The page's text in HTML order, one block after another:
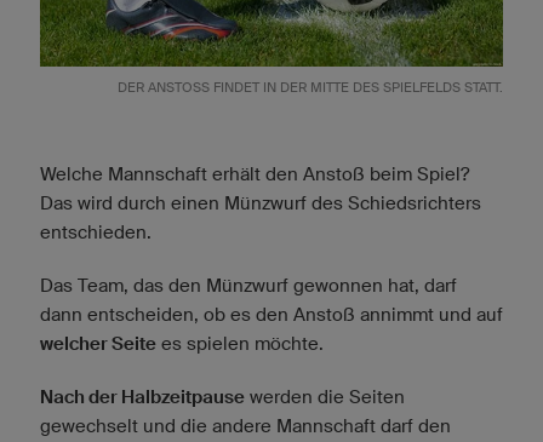
DER ANSTOSS FINDET IN DER MITTE DES SPIELFELDS STATT.
Welche Mannschaft erhält den Anstoß beim Spiel?
Das wird durch einen Münzwurf des Schiedsrichters
entschieden.
Das Team, das den Münzwurf gewonnen hat, darf
dann entscheiden, ob es den Anstoß annimmt und auf
welcher Seite es spielen möchte.
Nach der Halbzeitpause werden die Seiten
gewechselt und die andere Mannschaft darf den